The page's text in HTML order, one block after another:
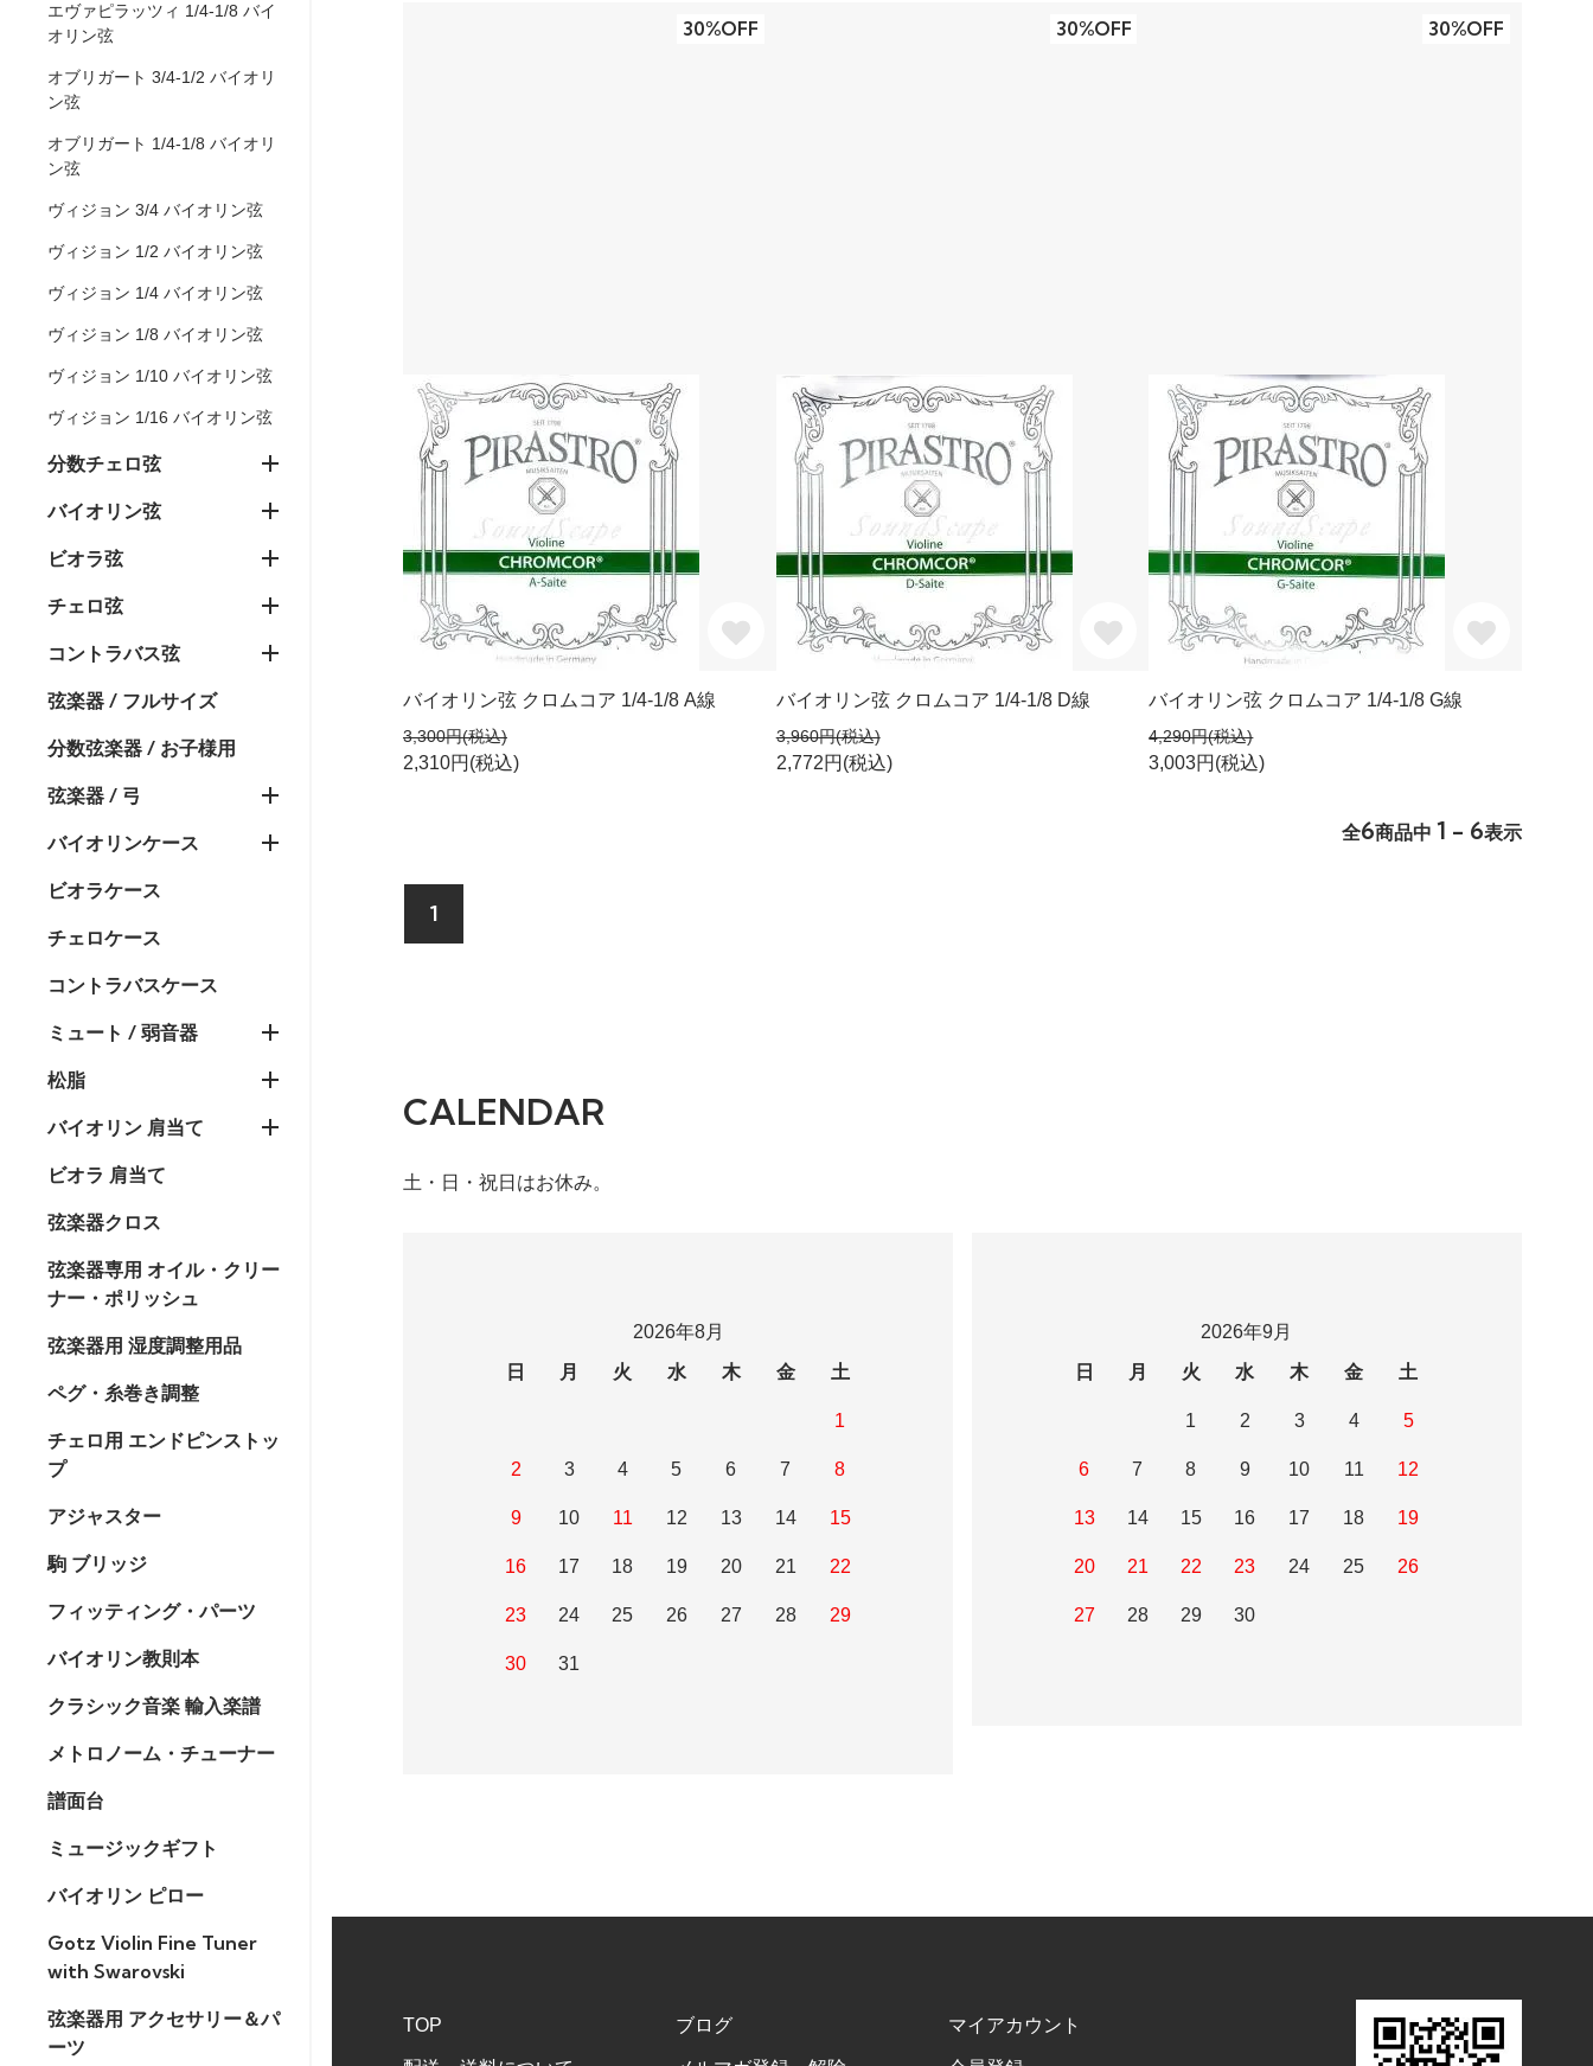
エヴァピラッツィ 1/4-1/8 バイ
オリン弦
オブリガート 3/4-1/2 バイオリ
ン弦
オブリガート 1/4-1/8 バイオリ
ン弦
ヴィジョン 3/4 バイオリン弦
ヴィジョン 1/2 バイオリン弦
ヴィジョン 1/4 バイオリン弦
ヴィジョン 1/8 バイオリン弦
ヴィジョン 1/10 バイオリン弦
ヴィジョン 1/16 バイオリン弦
分数チェロ弦
バイオリン弦
ビオラ弦
チェロ弦
コントラバス弦
弦楽器 / フルサイズ
分数弦楽器 / お子様用
弦楽器 / 弓
バイオリンケース
ビオラケース
チェロケース
コントラバスケース
ミュート / 弱音器
松脂
バイオリン 肩当て
ビオラ 肩当て
弦楽器クロス
弦楽器専用 オイル・クリー
ナー・ポリッシュ
弦楽器用 湿度調整用品
ペグ・糸巻き調整
チェロ用 エンドピンストッ
プ
アジャスター
駒 ブリッジ
フィッティング・パーツ
バイオリン教則本
クラシック音楽 輸入楽譜
メトロノーム・チューナー
譜面台
ミュージックギフト
バイオリン ピロー
Gotz Violin Fine Tuner
with Swarovski
弦楽器用 アクセサリー＆パ
ーツ
30%OFF
バイオリン弦 クロムコア 1/4-1/8 A線
3,300円(税込)
2,310円(税込)
30%OFF
バイオリン弦 クロムコア 1/4-1/8 D線
3,960円(税込)
2,772円(税込)
30%OFF
バイオリン弦 クロムコア 1/4-1/8 G線
4,290円(税込)
3,003円(税込)
全6商品中 1 - 6表示
1
CALENDAR
土・日・祝日はお休み。
2026年8月
日
月 火 水 木 金 土
1
2 3 4 5 6 7 8
9 10 11 12 13 14 15
16 17 18 19 20 21 22
23 24 25 26 27 28 29
30 31
2026年9月
日
月 火 水 木 金 土
1 2 3 4 5
6 7 8 9 10 11 12
13 14 15 16 17 18 19
20 21 22 23 24 25 26
27 28 29 30
TOP ブログ マイアカウント